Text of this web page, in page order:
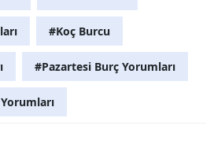
#Koç Burcu
#Pazartesi Burç Yorumları